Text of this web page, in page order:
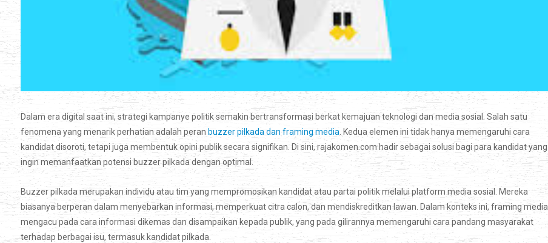
Dalam era digital saat ini, strategi kampanye politik semakin bertransformasi berkat kemajuan teknologi dan media sosial. Salah satu
fenomena yang menarik perhatian adalah peran buzzer pilkada dan framing media. Kedua elemen ini tidak hanya memengaruhi cara
kandidat disoroti, tetapi juga membentuk opini publik secara signifikan. Di sini, rajakomen.com hadir sebagai solusi bagi para kandidat yang
ingin memanfaatkan potensi buzzer pilkada dengan optimal.
Buzzer pilkada merupakan individu atau tim yang mempromosikan kandidat atau partai politik melalui platform media sosial. Mereka
biasanya berperan dalam menyebarkan informasi, memperkuat citra calon, dan mendiskreditkan lawan. Dalam konteks ini, framing media
mengacu pada cara informasi dikemas dan disampaikan kepada publik, yang pada gilirannya memengaruhi cara pandang masyarakat
terhadap berbagai isu, termasuk kandidat pilkada.